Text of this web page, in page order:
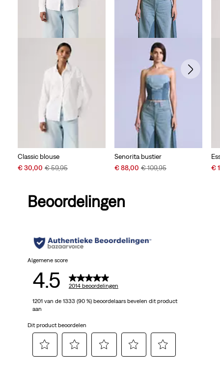
Classic blouse
Sale
€ 30,00 Original
€ 59,95
Senorita bustier
Sale
€ 88,00 Original
€ 109,95 €
Beoordelingen
Algemene score
4.5 2014 beoordelingen
1201 van de 1333 (90 %) beoordelaars bevelen dit product
aan
Dit product beoordelen